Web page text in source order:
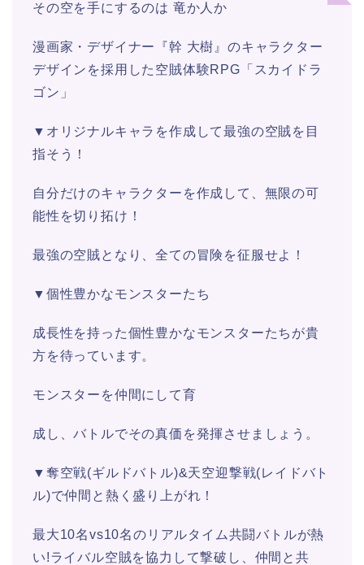
その空を手にするのは 竜か人か
漫画家・デザイナー『幹 大樹』のキャラクター
デザインを採用した空賊体験RPG「スカイドラ
ゴン」
▼オリジナルキャラを作成して最強の空賊を目
指そう！
自分だけのキャラクターを作成して、無限の可
能性を切り拓け！
最強の空賊となり、全ての冒険を征服せよ！
▼個性豊かなモンスターたち
成長性を持った個性豊かなモンスターたちが貴
方を待っています。
モンスターを仲間にして育
成し、バトルでその真価を発揮させましょう。
▼奪空戦(ギルドバトル)&天空迎撃戦(レイドバト
ル)で仲間と熱く盛り上がれ！
最大10名vs10名のリアルタイム共闘バトルが熱
い!ライバル空賊を協力して撃破し、仲間と共